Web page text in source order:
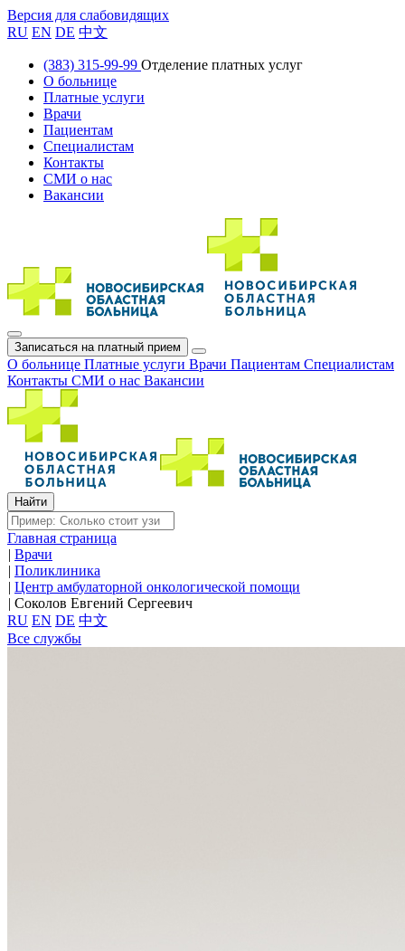
Версия для слабовидящих
RU EN DE 中文
(383) 315-99-99 Отделение платных услуг
О больнице
Платные услуги
Врачи
Пациентам
Специалистам
Контакты
СМИ о нас
Вакансии
Записаться на платный прием
О больнице Платные услуги Врачи Пациентам Специалистам
Контакты СМИ о нас Вакансии
Главная страница
| Врачи
| Поликлиника
| Центр амбулаторной онкологической помощи
| Соколов Евгений Сергеевич
RU EN DE 中文
Все службы